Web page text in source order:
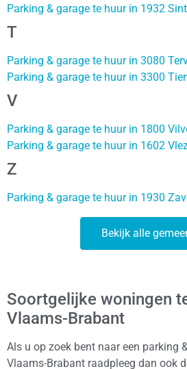
Parking & garage te huur in 1932
T
Parking & garage te huur in 3080
Parking & garage te huur in 3300
V
Parking & garage te huur in 1800
Parking & garage te huur in 1602
Z
Parking & garage te huur in 1930
Bekijk alle
Soortgelijke woningen
Vlaams-Brabant
Als u op zoek bent naar een parking
Vlaams-Brabant raadpleeg dan ook